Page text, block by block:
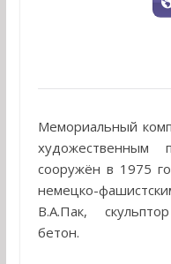
Мемориальный
художественным
сооружён в 1975
немецко-
В.А.Пак,
бетон.